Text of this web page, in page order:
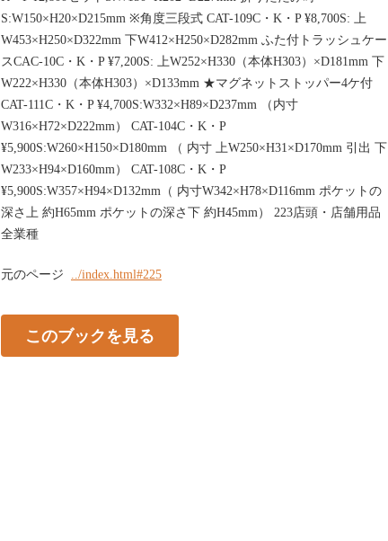
S:W150×H20×D215mm ※角度三段式 CAT-109C・K・P ¥8,700S: 上
W453×H250×D322mm 下W412×H250×D282mm ふた付トラッシュケー
スCAC-10C・K・P ¥7,200S: 上W252×H330（本体H303）×D181mm 下
W222×H330（本体H303）×D133mm ★マグネットストッパー4ケ付
CAT-111C・K・P ¥4,700S:W332×H89×D237mm （内寸
W316×H72×D222mm） CAT-104C・K・P
¥5,900S:W260×H150×D180mm （ 内寸 上W250×H31×D170mm 引出 下
W233×H94×D160mm） CAT-108C・K・P
¥5,900S:W357×H94×D132mm（ 内寸W342×H78×D116mm ポケットの
深さ上 約H65mm ポケットの深さ下 約H45mm） 223店頭・店舗用品
全業種
元のページ ../index.html#225
このブックを見る